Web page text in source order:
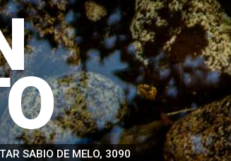
SABIO DE MELO, 3090